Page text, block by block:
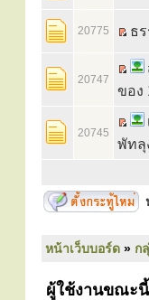
20775 ธ
20747
ของ
20745
พัทลุ
หน้าเว็บบอร์ด » ก
ผู้ใช้งานขณะนี้